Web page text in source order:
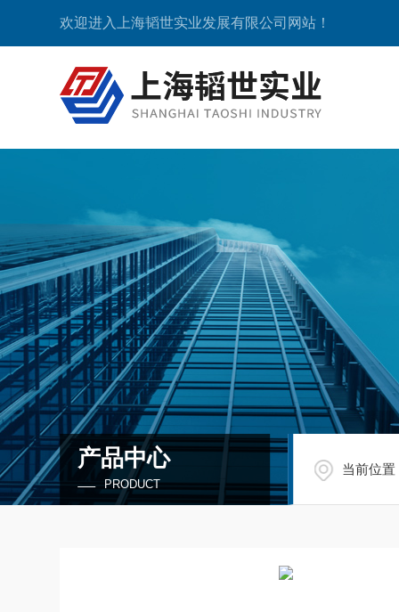
欢迎进入上海韬世实业发展有限公司网站！
产品中心
PRODUCT
当前位置